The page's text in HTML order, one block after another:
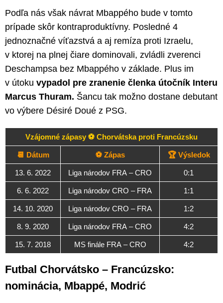
Podľa nás však návrat Mbappého bude v tomto
prípade skôr kontraproduktívny. Posledné 4
jednoznačné víťazstvá a aj remíza proti Izraelu,
v ktorej na plnej čiare dominovali, zvládli zverenci
Deschampsa bez Mbappého v základe. Plus im
v útoku vypadol pre zranenie členka útočník Interu
Marcus Thuram. Šancu tak možno dostane debutant
vo výbere Désiré Doué z PSG.
Vzájomné zápasy ⚽ Chorvátska proti Francúzsku
📆 Dátum ⚽ Zápas 🏆 Výsledok
13. 6. 2022 Liga národov FRA – CRO 0:1
6. 6. 2022 Liga národov CRO – FRA 1:1
14. 10. 2020 Liga národov CRO – FRA 1:2
8. 9. 2020 Liga národov FRA – CRO 4:2
15. 7. 2018 MS finále FRA – CRO 4:2
Futbal Chorvátsko – Francúzsko:
nominácia, Mbappé, Modrić